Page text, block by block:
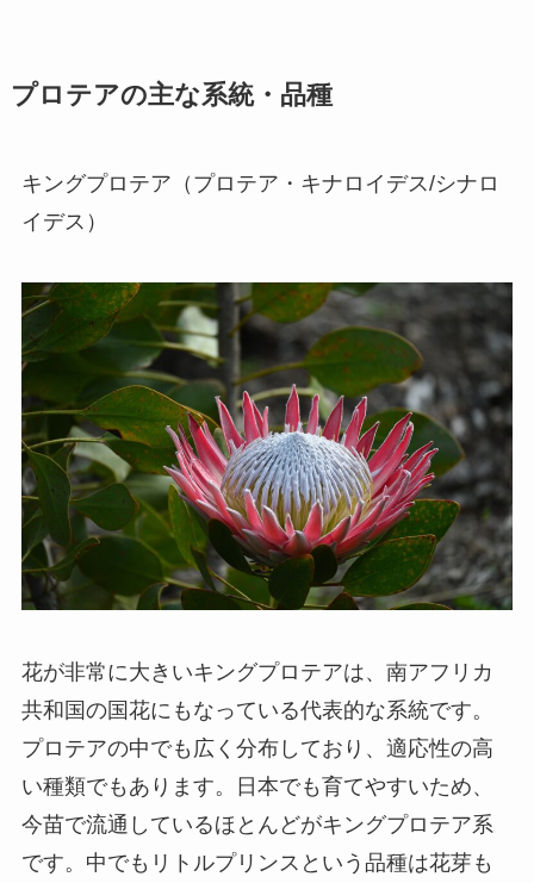
プロテアの主な系統・品種
キングプロテア（プロテア・キナロイデス/シナロ
イデス）
花が非常に大きいキングプロテアは、南アフリカ
共和国の国花にもなっている代表的な系統です。
プロテアの中でも広く分布しており、適応性の高
い種類でもあります。日本でも育てやすいため、
今苗で流通しているほとんどがキングプロテア系
です。中でもリトルプリンスという品種は花芽も